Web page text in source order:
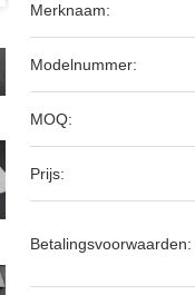
Merknaam:
Modelnummer:
MOQ:
Prijs:
Betalingsvoorwaarden: